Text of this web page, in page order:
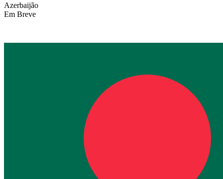
Azerbaijão
Em Breve